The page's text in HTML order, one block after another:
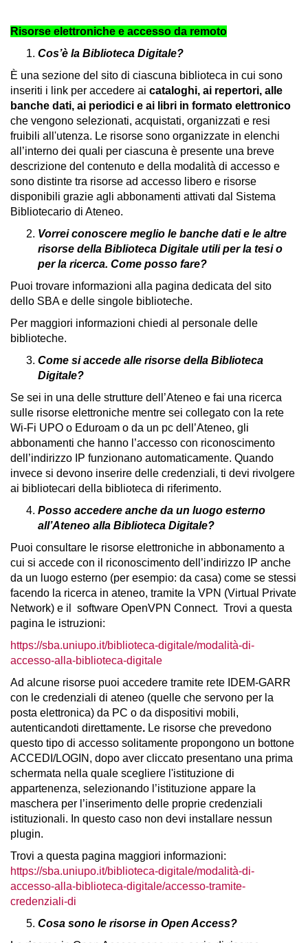
Risorse elettroniche e accesso da remoto
Cos’è la Biblioteca Digitale?
È una sezione del sito di ciascuna biblioteca in cui sono
inseriti i link per accedere ai cataloghi, ai repertori, alle
banche dati, ai periodici e ai libri in formato elettronico
che vengono selezionati, acquistati, organizzati e resi
fruibili all'utenza. Le risorse sono organizzate in elenchi
all’interno dei quali per ciascuna è presente una breve
descrizione del contenuto e della modalità di accesso e
sono distinte tra risorse ad accesso libero e risorse
disponibili grazie agli abbonamenti attivati dal Sistema
Bibliotecario di Ateneo.
Vorrei conoscere meglio le banche dati e le altre
risorse della Biblioteca Digitale utili per la tesi o
per la ricerca. Come posso fare?
Puoi trovare informazioni alla pagina dedicata del sito
dello SBA e delle singole biblioteche.
Per maggiori informazioni chiedi al personale delle
biblioteche.
Come si accede alle risorse della Biblioteca
Digitale?
Se sei in una delle strutture dell’Ateneo e fai una ricerca
sulle risorse elettroniche mentre sei collegato con la rete
Wi-Fi UPO o Eduroam o da un pc dell’Ateneo, gli
abbonamenti che hanno l’accesso con riconoscimento
dell’indirizzo IP funzionano automaticamente. Quando
invece si devono inserire delle credenziali, ti devi rivolgere
ai bibliotecari della biblioteca di riferimento.
Posso accedere anche da un luogo esterno
all’Ateneo alla Biblioteca Digitale?
Puoi consultare le risorse elettroniche in abbonamento a
cui si accede con il riconoscimento dell’indirizzo IP anche
da un luogo esterno (per esempio: da casa) come se stessi
facendo la ricerca in ateneo, tramite la VPN (Virtual Private
Network) e il software OpenVPN Connect. Trovi a questa
pagina le istruzioni:
https://sba.uniupo.it/biblioteca-digitale/modalità-di-
accesso-alla-biblioteca-digitale
Ad alcune risorse puoi accedere tramite rete IDEM-GARR
con le credenziali di ateneo (quelle che servono per la
posta elettronica) da PC o da dispositivi mobili,
autenticandoti direttamente. Le risorse che prevedono
questo tipo di accesso solitamente propongono un bottone
ACCEDI/LOGIN, dopo aver cliccato presentano una prima
schermata nella quale scegliere l'istituzione di
appartenenza, selezionando l’istituzione appare la
maschera per l’inserimento delle proprie credenziali
istituzionali. In questo caso non devi installare nessun
plugin.
Trovi a questa pagina maggiori informazioni:
https://sba.uniupo.it/biblioteca-digitale/modalità-di-
accesso-alla-biblioteca-digitale/accesso-tramite-
credenziali-di
Cosa sono le risorse in Open Access?